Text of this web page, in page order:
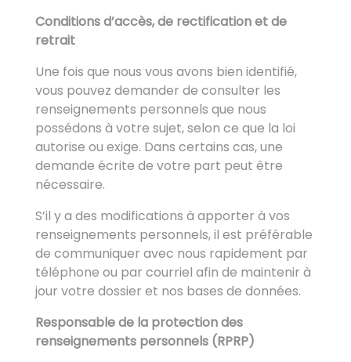
Conditions d’accès, de rectification et de
retrait
Une fois que nous vous avons bien identifié,
vous pouvez demander de consulter les
renseignements personnels que nous
possédons à votre sujet, selon ce que la loi
autorise ou exige. Dans certains cas, une
demande écrite de votre part peut être
nécessaire.
S’il y a des modifications à apporter à vos
renseignements personnels, il est préférable
de communiquer avec nous rapidement par
téléphone ou par courriel afin de maintenir à
jour votre dossier et nos bases de données.
Responsable de la protection des
renseignements personnels (RPRP)